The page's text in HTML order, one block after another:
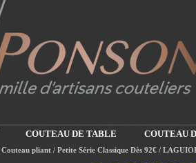
COUTEAU DE TABLE COUTEAU
Couteau pliant / Petite Série Classique Dès 92€ /